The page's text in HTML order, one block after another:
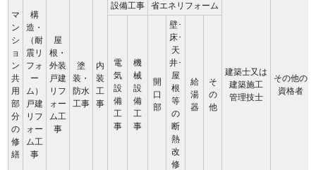
マ
ン
シ
ョ
ン
共
用
部
分
の
修
繕
構
造・
（耐
震リ
フォ
ー
ム）
戸建
リフ
ォー
ム工
事
屋
根・
外装
戸建
リフ
ォー
ム工
事
塗
装・
防水
工事
内
装
工
事
設備工事 省エネリフォーム
建築士又は
建築施工
管理技士
その他の
資格者
電
気
設
備
工
事
機
械
設
備
工
事
開
口
部
壁･
床･
天
井･
屋
根
等
の
断
熱
改
修
給
湯
器
そ
の
他